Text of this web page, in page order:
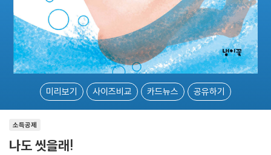
미리보기 사이즈비교 카드뉴스 공유하기
소득공제
나도 씻을래!